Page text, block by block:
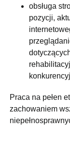
obsługa
pozycji,
Praca na pełen
zachowaniem